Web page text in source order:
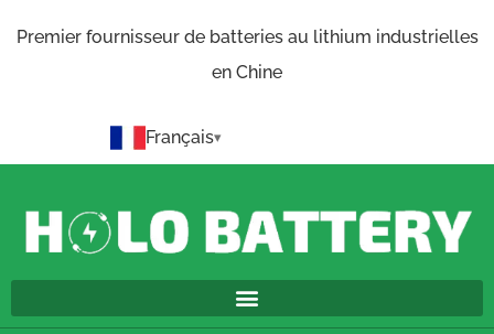
Premier fournisseur de batteries au lithium industrielles
en Chine
Français